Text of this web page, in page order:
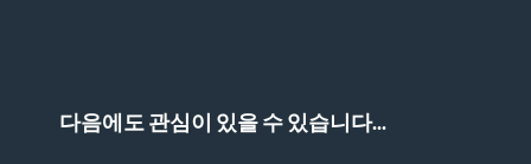
다음에도 관심이 있을 수 있습니다...